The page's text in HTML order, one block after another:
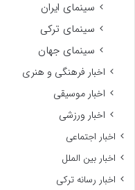
سینمای ایران
سینمای ترکی
سینمای جهان
اخبار فرهنگی و هنری
اخبار موسیقی
اخبار ورزشی
اخبار اجتماعی
اخبار بین الملل
اخبار رسانه ترکی